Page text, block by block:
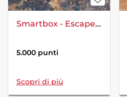
Smartbox - Escape game a Roma per 6 persone: i segreti di Villa Borghese
5.000 punti
Scopri di più